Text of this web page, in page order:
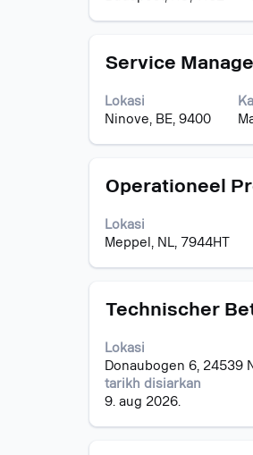
untuk
melihat
penuh
maklumat
kerja.
Jawatan
Service
Lokasi
Ninove, BE, 9400
Pilih
bar
ruang
melihat
penuh
maklumat
kerja.
Jawatan
Operationeel
Lokasi
Meppel, NL, 7944HT
Pilih
dengan
bar
ruang
untuk
melihat
penuh
maklumat
kerja.
Jawatan
Technischer
Lokasi
Donaubogen 6, 24539
tarikh disiarkan
9. aug 2026.
Pilih
bar
ruang
untuk
melihat
kandungan
penuh